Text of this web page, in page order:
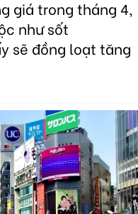
giá trong tháng 4,
như sốt
sẽ đồng loạt tăng